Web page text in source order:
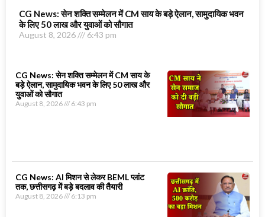
CG News: सेन शक्ति सम्मेलन में CM साय के बड़े ऐलान, सामुदायिक भवन
के लिए 50 लाख और युवाओं को सौगात
August 8, 2026 6:43 pm
CG News: सेन शक्ति सम्मेलन में CM साय के
बड़े ऐलान, सामुदायिक भवन के लिए 50 लाख और
युवाओं को सौगात
August 8, 2026 6:43 pm
CG News: AI मिशन से लेकर BEML प्लांट
तक, छत्तीसगढ़ में बड़े बदलाव की तैयारी
August 8, 2026 6:13 pm